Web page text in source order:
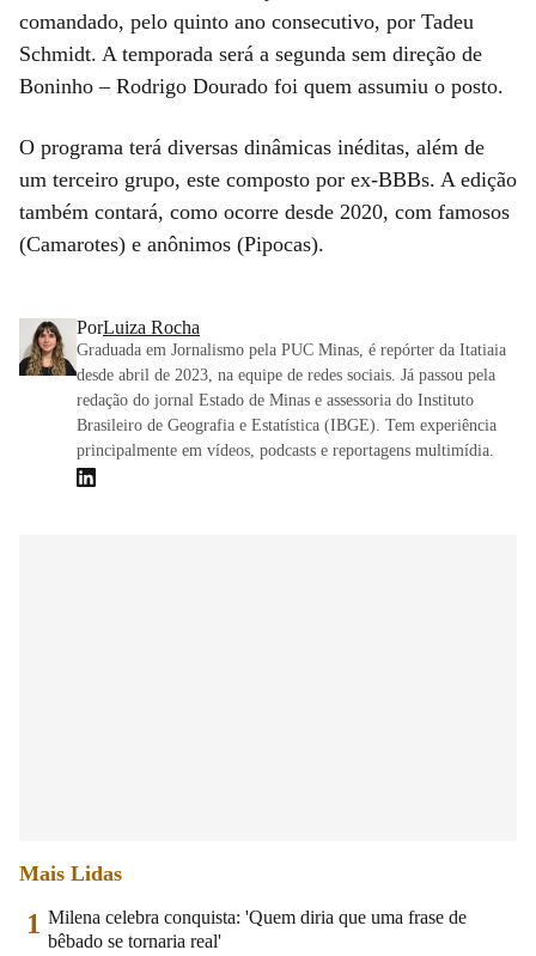
comandado, pelo quinto ano consecutivo, por Tadeu
Schmidt. A temporada será a segunda sem direção de
Boninho – Rodrigo Dourado foi quem assumiu o posto.
O programa terá diversas dinâmicas inéditas, além de
um terceiro grupo, este composto por ex-BBBs. A edição
também contará, como ocorre desde 2020, com famosos
(Camarotes) e anônimos (Pipocas).
PorLuiza Rocha
Graduada em Jornalismo pela PUC Minas, é repórter da Itatiaia
desde abril de 2023, na equipe de redes sociais. Já passou pela
redação do jornal Estado de Minas e assessoria do Instituto
Brasileiro de Geografia e Estatística (IBGE). Tem experiência
principalmente em vídeos, podcasts e reportagens multimídia.
Mais Lidas
1 Milena celebra conquista: 'Quem diria que uma frase de
bêbado se tornaria real'